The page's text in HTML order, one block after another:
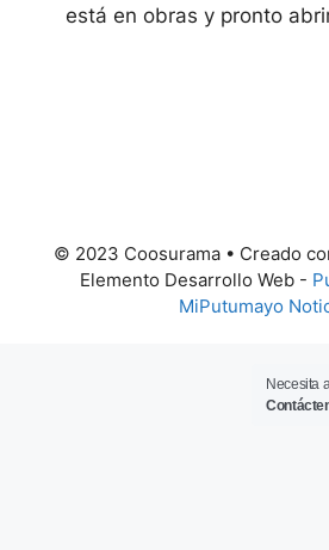
está en obras y pronto
© 2023 Coosurama • Creado
Elemento Desarrollo Web -
MiPutumayo
Necesita